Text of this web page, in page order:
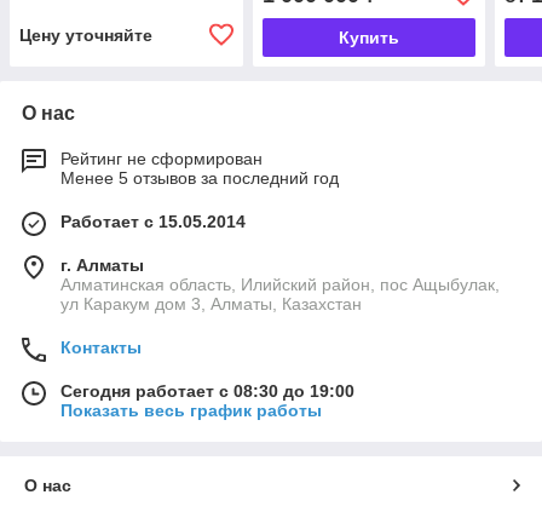
Цену уточняйте Купить
О нас
Рейтинг не сформирован
Менее 5 отзывов за последний год
Работает с 15.05.2014
г. Алматы
Алматинская область, Илийский район, пос Ащыбулак,
ул Каракум дом 3, Алматы, Казахстан
Контакты
Сегодня работает с 08:30 до 19:00
Показать весь график работы
О нас